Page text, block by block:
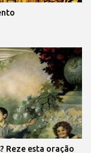
Reze esta oração